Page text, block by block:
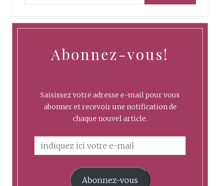
Abonnez-vous!
Saisissez votre adresse e-mail pour vous
abonner et recevoir une notification de
chaque nouvel article.
Abonnez-vous